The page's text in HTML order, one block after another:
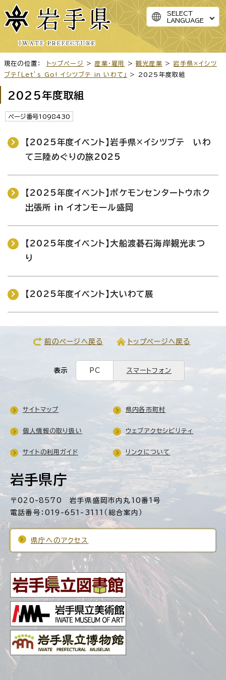
SELECT
LANGUAGE
現在の位置： トップページ > 産業・雇用 >観光産業 >岩手県×イシツ
ブテ「Let’s Go! イシツブテ in いわて」
> 2025年度取組
2025年度取組
ページ番号1098430
【2025年度イベント】岩手県×イシツブテ いわ
て三陸めぐりの旅2025
【2025年度イベント】ポケモンセンタートウホク
出張所 in イオンモール盛岡
【2025年度イベント】大船渡碁石海岸観光まつ
り
【2025年度イベント】大いわて展
前のページへ戻る トップページへ戻る
表示 PC スマートフォン
岩手県庁
〒020-8570 岩手県盛岡市内丸10番1号
電話番号：019-651-3111（総合案内）
県庁へのアクセス
サイトマップ 県内各市町村
個人情報の取り扱い ウェブアクセシビリティ
サイトの利用ガイド リンクについて